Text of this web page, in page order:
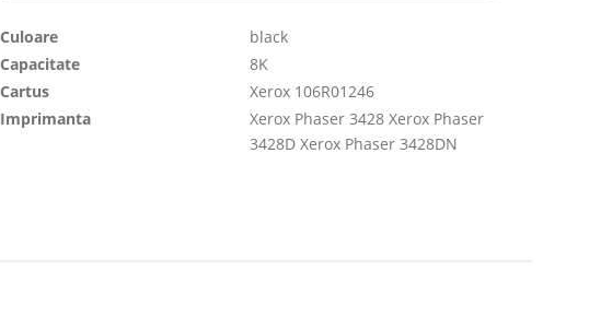
Culoare
black
Capacitate
8K
Cartus
Xerox 106R01246
Imprimanta
Xerox Phaser 3428 Xerox Phaser
3428D Xerox Phaser 3428DN